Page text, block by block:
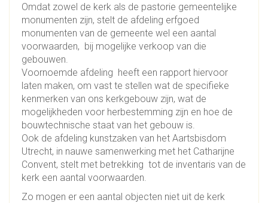
Omdat zowel de kerk als de pastorie gemeentelijke
monumenten zijn, stelt de afdeling erfgoed
monumenten van de gemeente wel een aantal
voorwaarden, bij mogelijke verkoop van die
gebouwen.
Voornoemde afdeling heeft een rapport hiervoor
laten maken, om vast te stellen wat de specifieke
kenmerken van ons kerkgebouw zijn, wat de
mogelijkheden voor herbestemming zijn en hoe de
bouwtechnische staat van het gebouw is.
Ook de afdeling kunstzaken van het Aartsbisdom
Utrecht, in nauwe samenwerking met het Catharijne
Convent, stelt met betrekking tot de inventaris van de
kerk een aantal voorwaarden.
Zo mogen er een aantal objecten niet uit de kerk